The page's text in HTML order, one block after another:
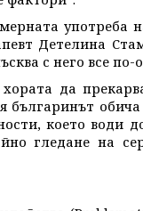
употреба
Детелина
с него все по-
да
българинът
което води
гледане на